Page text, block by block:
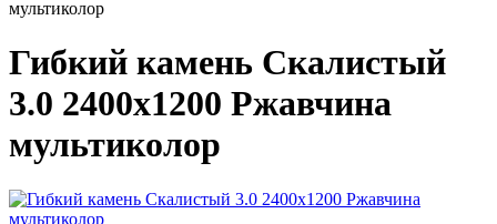
мультиколор
Гибкий камень Скалистый
3.0 2400x1200 Ржавчина
мультиколор